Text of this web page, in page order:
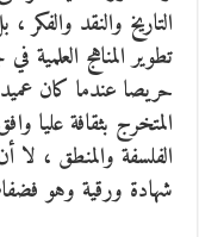
التاريخ والنقد
تطوير المناهج
حريصا عندما كان
المتخرج بثقافة عليا
الفلسفة والمنطق ،
شهادة ورقية وهو